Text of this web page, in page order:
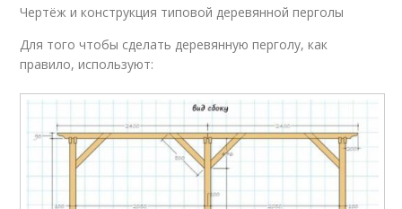
Чертёж и конструкция типовой деревянной перголы
Для того чтобы сделать деревянную перголу, как
правило, используют: